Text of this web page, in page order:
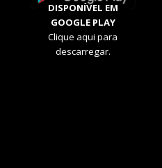
DISPONÍVEL EM
GOOGLE PLAY
Clique aqui para
descarregar.